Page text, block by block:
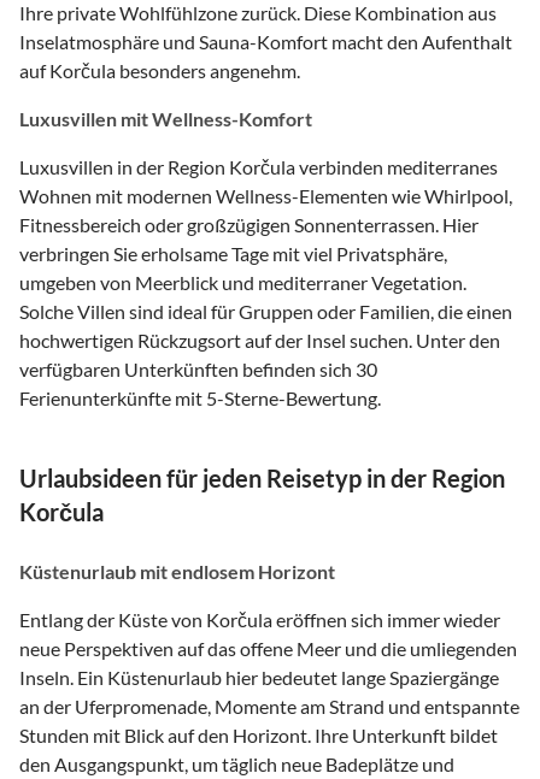
Ihre private Wohlfühlzone zurück. Diese Kombination aus
Inselatmosphäre und Sauna-Komfort macht den Aufenthalt
auf Korčula besonders angenehm.
Luxusvillen mit Wellness-Komfort
Luxusvillen in der Region Korčula verbinden mediterranes
Wohnen mit modernen Wellness-Elementen wie Whirlpool,
Fitnessbereich oder großzügigen Sonnenterrassen. Hier
verbringen Sie erholsame Tage mit viel Privatsphäre,
umgeben von Meerblick und mediterraner Vegetation.
Solche Villen sind ideal für Gruppen oder Familien, die einen
hochwertigen Rückzugsort auf der Insel suchen. Unter den
verfügbaren Unterkünften befinden sich 30
Ferienunterkünfte mit 5-Sterne-Bewertung.
Urlaubsideen für jeden Reisetyp in der Region
Korčula
Küstenurlaub mit endlosem Horizont
Entlang der Küste von Korčula eröffnen sich immer wieder
neue Perspektiven auf das offene Meer und die umliegenden
Inseln. Ein Küstenurlaub hier bedeutet lange Spaziergänge
an der Uferpromenade, Momente am Strand und entspannte
Stunden mit Blick auf den Horizont. Ihre Unterkunft bildet
den Ausgangspunkt, um täglich neue Badeplätze und